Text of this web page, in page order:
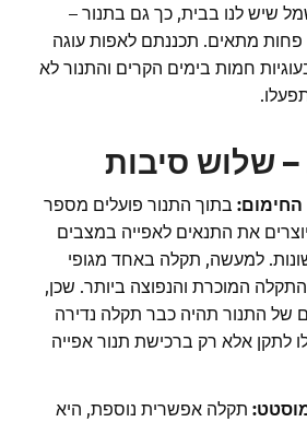
שיש לנו בבית, כך גם בתנור –
פחות מתאים. תכננתם לאפות עוגה
חמות בימים הקרים והתנור לא
שלוש סיבות
בתוך התנור פועלים מספר
את התנאים לאפייה במצבים
למעשה, תקלה באחד מגופי
המוכרת והנפוצה ביותר. שכן,
של התנור תהיה כבר תקלה נדירה
לתקן אלא רק ברכישת תנור אפייה
תקלה אפשרית נוספת, היא